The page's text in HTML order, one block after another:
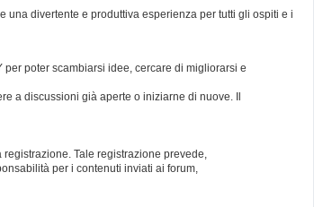
divertente e produttiva esperienza per tutti gli ospiti e i
poter scambiarsi idee, cercare di migliorarsi e
a discussioni già aperte o iniziarne di nuove. Il
Tale registrazione prevede,
per i contenuti inviati ai forum,